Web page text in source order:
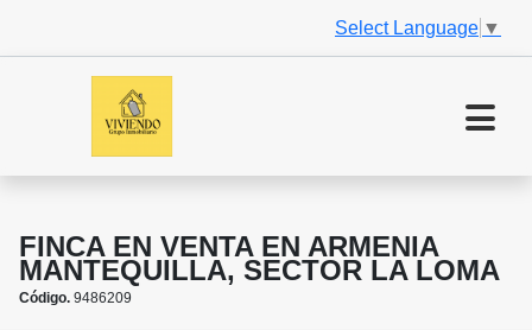
Select Language ▼
FINCA EN VENTA EN ARMENIA
MANTEQUILLA, SECTOR LA LOMA
Código. 9486209